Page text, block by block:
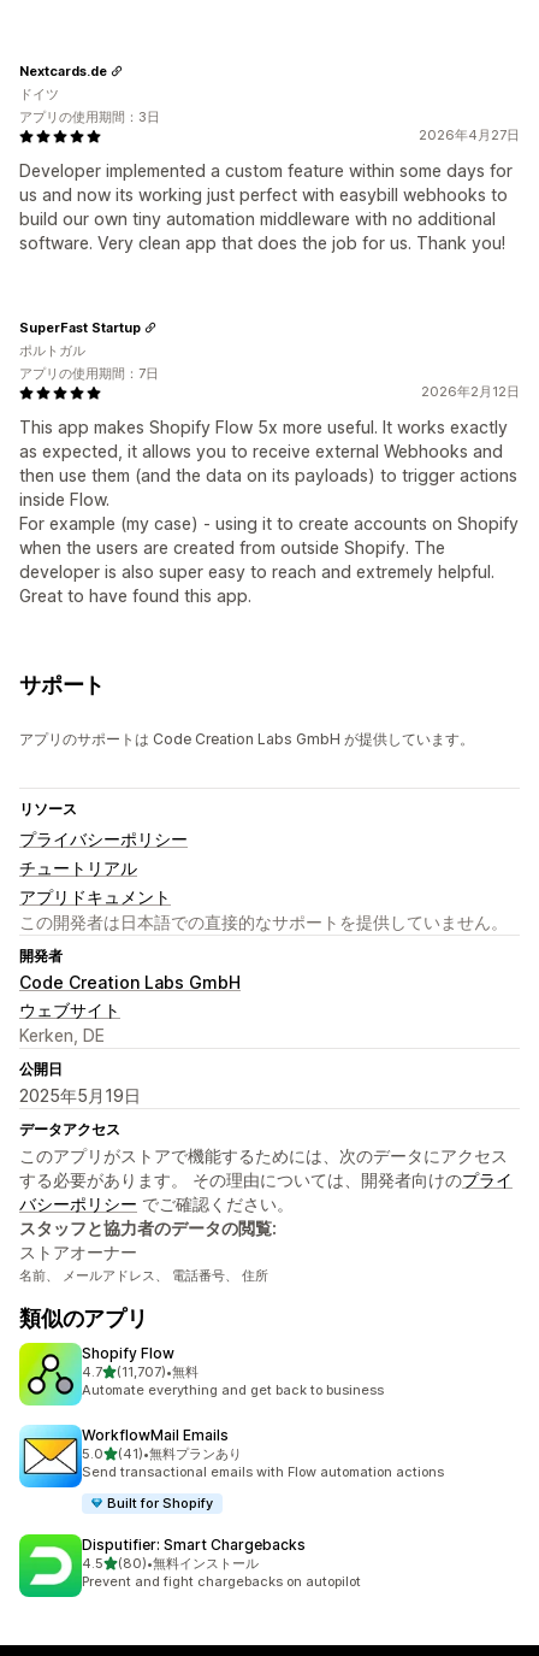
2026年4月27日
Developer implemented a custom feature within some days for
us and now its working just perfect with easybill webhooks to
build our own tiny automation middleware with no additional
software. Very clean app that does the job for us. Thank you!
Nextcards.de
ドイツ
アプリの使用期間：3日
2026年2月12日
This app makes Shopify Flow 5x more useful. It works exactly
as expected, it allows you to receive external Webhooks and
then use them (and the data on its payloads) to trigger actions
inside Flow.
For example (my case) - using it to create accounts on Shopify
when the users are created from outside Shopify. The
developer is also super easy to reach and extremely helpful.
Great to have found this app.
SuperFast Startup
ポルトガル
アプリの使用期間：7日
サポート
アプリのサポートは Code Creation Labs GmbH が提供しています。
リソース
プライバシーポリシー
チュートリアル
アプリドキュメント
この開発者は日本語での直接的なサポートを提供していません。
開発者
Code Creation Labs GmbH
ウェブサイト
Kerken, DE
公開日
2025年5月19日
データアクセス
このアプリがストアで機能するためには、次のデータにアクセス
する必要があります。 その理由については、開発者向けのプライ
バシーポリシー でご確認ください。
スタッフと協力者のデータの閲覧:
ストアオーナー
名前、 メールアドレス、 電話番号、 住所
類似のアプリ
Shopify Flow
4.75つ星中
(11,707)
合計レビュー数：11707件
•無料
Automate everything and get back to business
WorkflowMail Emails
5.05つ星中
(41)
合計レビュー数：41件
•無料プランあり
Send transactional emails with Flow automation actions
Built for Shopify
Disputifier: Smart Chargebacks
4.55つ星中
(80)
合計レビュー数：80件
•無料インストール
Prevent and fight chargebacks on autopilot